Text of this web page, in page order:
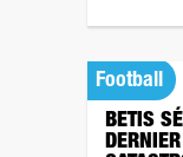
Football
BETIS